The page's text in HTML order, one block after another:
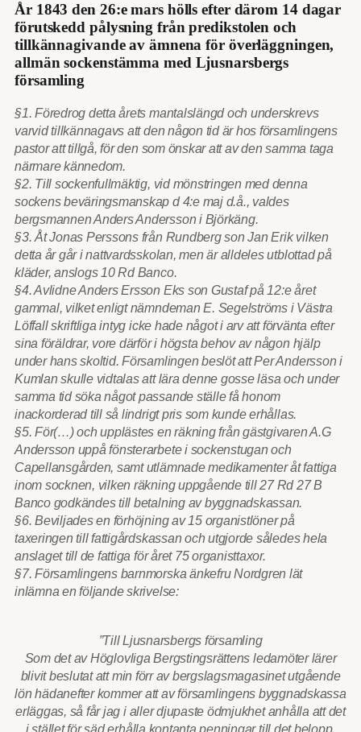
År 1843 den 26:e mars hölls efter därom 14 dagar
förutskedd pålysning från predikstolen och
tillkännagivande av ämnena för överläggningen,
allmän sockenstämma med Ljusnarsbergs
församling
§1. Föredrog detta årets mantalslängd och underskrevs
varvid tillkännagavs att den någon tid är hos församlingens
pastor att tillgå, för den som önskar att av den samma taga
närmare kännedom.
§2. Till sockenfullmäktig, vid mönstringen med denna
sockens beväringsmanskap d 4:e maj d.å., valdes
bergsmannen Anders Andersson i Björkäng.
§3. Åt Jonas Perssons från Rundberg son Jan Erik vilken
detta år går i nattvardsskolan, men är alldeles utblottad på
kläder, anslogs 10 Rd Banco.
§4. Avlidne Anders Ersson Eks son Gustaf på 12:e året
gammal, vilket enligt nämndeman E. Segelströms i Västra
Löffall skriftliga intyg icke hade något i arv att förvänta efter
sina föräldrar, vore därför i högsta behov av någon hjälp
under hans skoltid. Församlingen beslöt att Per Andersson i
Kumlan skulle vidtalas att lära denne gosse läsa och under
samma tid söka något passande ställe få honom
inackorderad till så lindrigt pris som kunde erhållas.
§5. För(…) och upplästes en räkning från gästgivaren A.G
Andersson uppå fönsterarbete i sockenstugan och
Capellansgården, samt utlämnade medikamenter åt fattiga
inom socknen, vilken räkning uppgående till 27 Rd 27 B
Banco godkändes till betalning av byggnadskassan.
§6. Beviljades en förhöjning av 15 organistlöner på
taxeringen till fattigårdskassan och utgjorde således hela
anslaget till de fattiga för året 75 organisttaxor.
§7. Församlingens barnmorska änkefru Nordgren lät
inlämna en följande skrivelse:
”Till Ljusnarsbergs församling
Som det av Höglovliga Bergstingsrättens ledamöter lärer
blivit beslutat att min förr av bergslagsmagasinet utgående
lön hädanefter kommer att av församlingens byggnadskassa
erläggas, så får jag i aller djupaste ödmjukhet anhålla att det
i stället för säd erhålla kontanta penningar till det belopp,